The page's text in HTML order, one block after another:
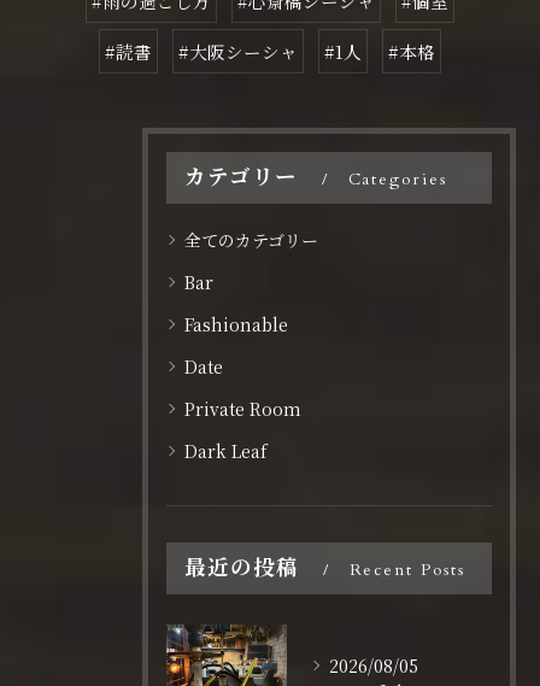
#読書
#大阪シーシャ #1人 #本格
カテゴリー Categories
全てのカテゴリー
Bar
Fashionable
Date
Private Room
Dark Leaf
最近の投稿 Recent Posts
2026/08/05